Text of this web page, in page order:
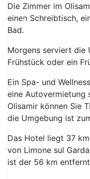
Die Zimmer im
einen Schreibtisch,
Bad.
Morgens serviert die
Frühstück oder ein
Ein Spa- und
eine Autovermietung
Olisamir können Sie
die Umgebung ist
Das Hotel liegt 37
von Limone sul
ist der 56 km